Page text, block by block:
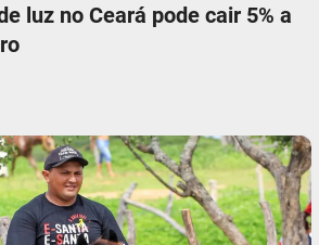
luz no Ceará pode cair 5% a